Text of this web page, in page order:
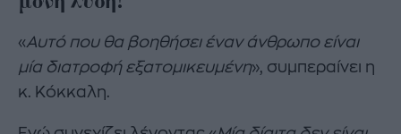
«Αυτό που θα βοηθήσει έναν άνθρωπο είναι
μία διατροφή εξατομικευμένη», συμπεραίνει η
κ. Κόκκαλη.